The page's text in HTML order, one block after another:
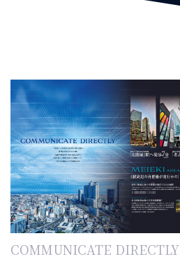
COMMUNICATE DIRECTLY